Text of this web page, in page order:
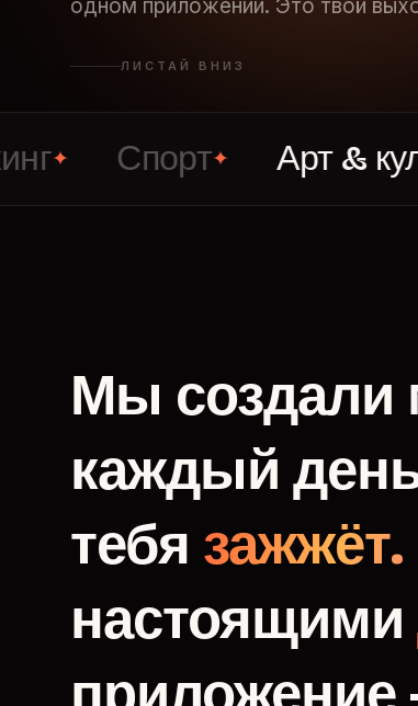
одном приложении. Это твой
ЛИСТАЙ ВНИЗ
Спорт✦ Арт &
Мы создали
каждый
тебя зажжёт.
настоящими